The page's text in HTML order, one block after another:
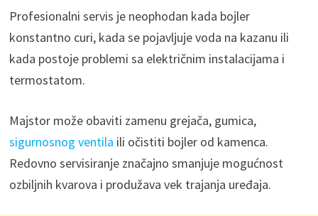
Profesionalni servis je neophodan kada bojler
konstantno curi, kada se pojavljuje voda na kazanu ili
kada postoje problemi sa električnim instalacijama i
termostatom.
Majstor može obaviti zamenu grejača, gumica,
sigurnosnog ventila ili očistiti bojler od kamenca.
Redovno servisiranje značajno smanjuje mogućnost
ozbiljnih kvarova i produžava vek trajanja uređaja.